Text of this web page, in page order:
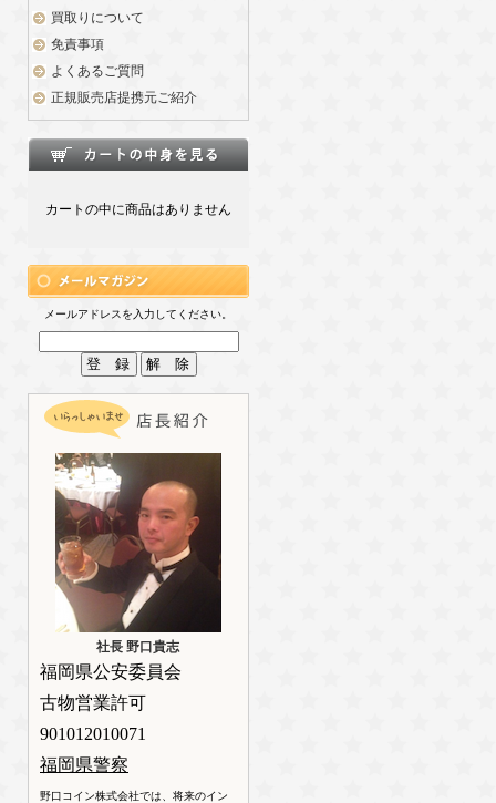
買取りについて
免責事項
よくあるご質問
正規販売店提携元ご紹介
カートの中に商品はありません
メールアドレスを入力してください。
社長 野口貴志
福岡県公安委員会
古物営業許可
901012010071
福岡県警察
野口コイン株式会社では、将来のイン